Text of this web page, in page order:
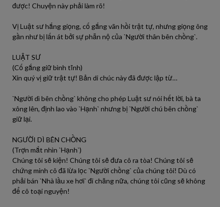
được! Chuyện này phải làm rõ!
Vị Luật sư hắng giọng, cố gắng vãn hồi trật tự, nhưng giọng ông
gần như bị lấn át bởi sự phẫn nộ của `Người thân bên chồng`.
LUẬT SƯ
(Cố gắng giữ bình tĩnh)
Xin quý vị giữ trật tự! Bản di chúc này đã được lập từ…
`Người dì bên chồng` không cho phép Luật sư nói hết lời, bà ta
xông lên, định lao vào `Hạnh` nhưng bị `Người chú bên chồng`
giữ lại.
NGƯỜI DÌ BÊN CHỒNG
(Trợn mắt nhìn `Hạnh`)
Chúng tôi sẽ kiện! Chúng tôi sẽ đưa cô ra tòa! Chúng tôi sẽ
chứng minh cô đã lừa lọc `Người chồng` của chúng tôi! Dù có
phải bán `Nhà lầu xe hơi` đi chăng nữa, chúng tôi cũng sẽ không
để cô toại nguyện!